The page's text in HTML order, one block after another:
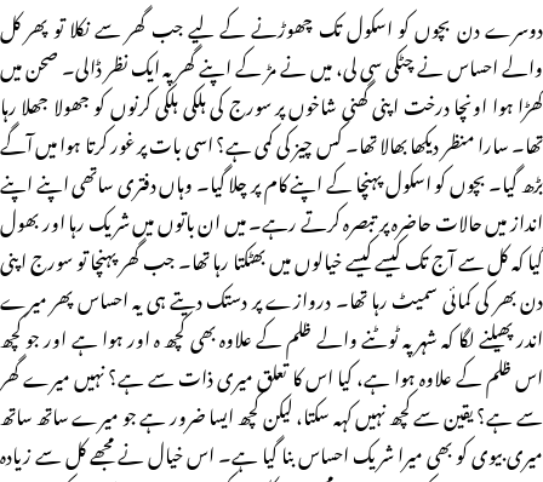
دوسرے دن بچوں کو اسکول تک چھوڑنے کے لیے جب گھر سے نکلا تو پھر کل
والے احساس نے چٹکی سی لی، میں نے مڑ کے اپنے گھر پہ ایک نظر ڈالی۔ صحن میں
کھڑا ہوا اونچا درخت اپنی گھنی شاخوں پر سورج کی ہلکی ہلکی کرنوں کو جھولا جھلا رہا
تھا۔ سارا منظر دیکھا بھالا تھا۔ کس چیز کی کمی ہے؟ اسی بات پر غور کرتا ہوا میں آگے
بڑھ گیا۔ بچوں کو اسکول پہنچا کے اپنے کام پر چلا گیا۔ وہاں دفتری ساتھی اپنے اپنے
انداز میں حالات حاضرہ پر تبصرہ کرتے رہے۔ میں ان باتوں میں شریک رہا اور بھول
گیا کہ کل سے آج تک کیسے کیسے خیالوں میں بھٹکتا رہا تھا۔ جب گھر پہنچا تو سورج اپنی
دن بھر کی کمائی سمیٹ رہا تھا۔ دروازے پر دستک دیتے ہی یہ احساس پھر میرے
اندر پھیلنے لگا کہ شہر پہ ٹوٹنے والے ظلم کے علاوہ بھی کچھ ہ اور ہوا ہے اور جو کچھ
اس ظلم کے علاوہ ہوا ہے، کیا اس کا تعلق میری ذات سے ہے؟ نہیں میرے گھر
سے ہے؟ یقین سے کچھ نہیں کہہ سکتا، لیکن کچھ ایسا ضرور ہے جو میرے ساتھ ساتھ
میری بیوی کو بھی میرا شریک احساس بنا گیا ہے۔ اس خیال نے مجھے کل سے زیادہ